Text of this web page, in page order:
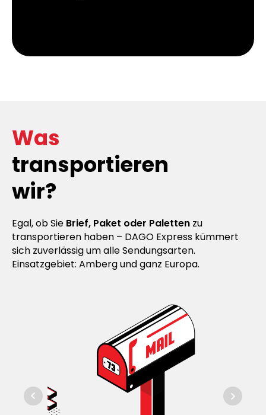
Was
transportieren
wir?
Egal, ob Sie Brief, Paket oder Paletten zu
transportieren haben – DAGO Express kümmert
sich zuverlässig um alle Sendungsarten.
Einsatzgebiet: Amberg und ganz Europa.